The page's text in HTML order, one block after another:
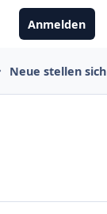
Anmelden
Neue stellen